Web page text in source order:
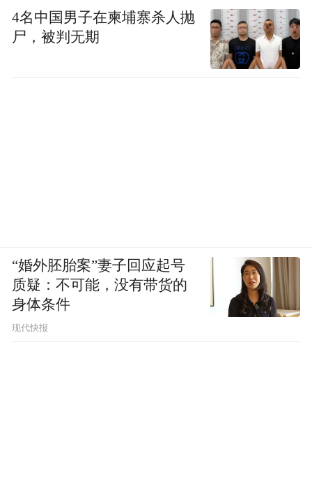
4名中国男子在柬埔寨杀人抛
尸，被判无期
“婚外胚胎案”妻子回应起号
质疑：不可能，没有带货的
身体条件
现代快报